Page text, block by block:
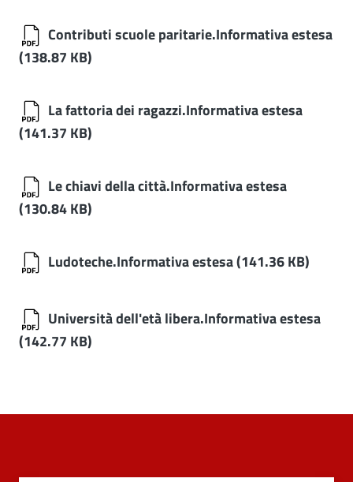
Contributi scuole paritarie.Informativa estesa
(138.87 KB)
La fattoria dei ragazzi.Informativa estesa
(141.37 KB)
Le chiavi della città.Informativa estesa
(130.84 KB)
Ludoteche.Informativa estesa(141.36 KB)
Università dell'età libera.Informativa estesa
(142.77 KB)